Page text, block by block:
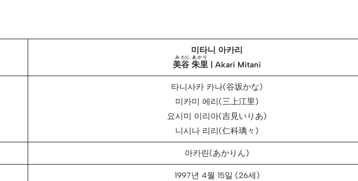
미타니 아카리
美
み
谷
たに
朱里
あかり
| Akari Mitani
타니사카 카나(谷坂かな)
미카미 에리(三上江里)
요시미 이리아(吉見いりあ)
니시나 리리(仁科璃々)
아카린(あかりん)
1997년 4월 15일 (26세)